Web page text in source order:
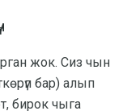
жок. Сиз чын
бар) алып
бирок чыга